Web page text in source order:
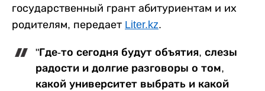
государственный грант абитуриентам и их
родителям, передает Liter.kz.
"Где-то сегодня будут объятия, слезы
радости и долгие разговоры о том,
какой университет выбрать и какой